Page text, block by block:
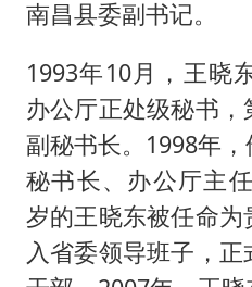
南昌县委副书记。
1993年10月，王晓
办公厅正处级秘书
副秘书长。1998年
秘书长、办公厅主
岁的王晓东被任命
入省委领导班子，